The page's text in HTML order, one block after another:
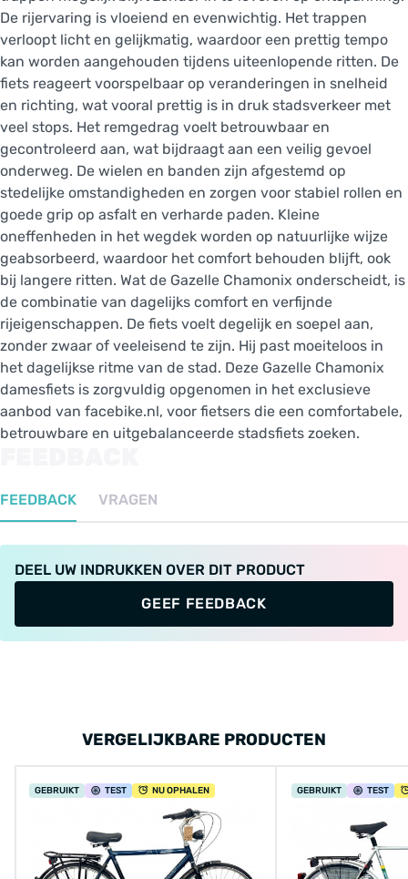
De rijervaring is vloeiend en evenwichtig. Het trappen
verloopt licht en gelijkmatig, waardoor een prettig tempo
kan worden aangehouden tijdens uiteenlopende ritten. De
fiets reageert voorspelbaar op veranderingen in snelheid
en richting, wat vooral prettig is in druk stadsverkeer met
veel stops. Het remgedrag voelt betrouwbaar en
gecontroleerd aan, wat bijdraagt aan een veilig gevoel
onderweg. De wielen en banden zijn afgestemd op
stedelijke omstandigheden en zorgen voor stabiel rollen en
goede grip op asfalt en verharde paden. Kleine
oneffenheden in het wegdek worden op natuurlijke wijze
geabsorbeerd, waardoor het comfort behouden blijft, ook
bij langere ritten. Wat de Gazelle Chamonix onderscheidt, is
de combinatie van dagelijks comfort en verfijnde
rijeigenschappen. De fiets voelt degelijk en soepel aan,
zonder zwaar of veeleisend te zijn. Hij past moeiteloos in
het dagelijkse ritme van de stad. Deze Gazelle Chamonix
damesfiets is zorgvuldig opgenomen in het exclusieve
aanbod van facebike.nl, voor fietsers die een comfortabele,
betrouwbare en uitgebalanceerde stadsfiets zoeken.
FEEDBACK VRAGEN
DEEL UW INDRUKKEN OVER DIT PRODUCT
GEEF FEEDBACK
VERGELIJKBARE PRODUCTEN
GEBRUIKT TEST NU OPHALEN GEBRUIKT TEST